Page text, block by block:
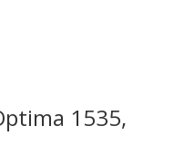
1535,